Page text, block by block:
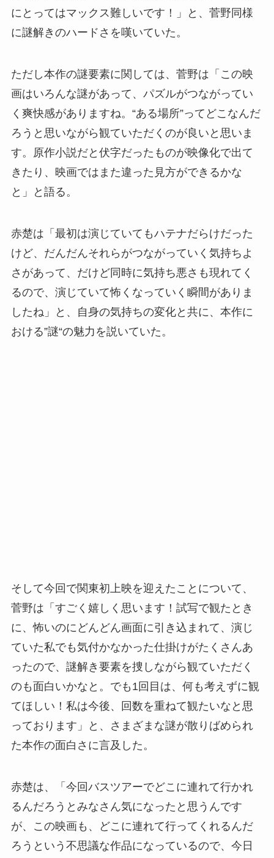
にとってはマックス難しいです！」と、菅野同様
に謎解きのハードさを嘆いていた。
ただし本作の謎要素に関しては、菅野は「この映
画はいろんな謎があって、パズルがつながってい
く爽快感がありますね。“ある場所”ってどこなんだ
ろうと思いながら観ていただくのが良いと思いま
す。原作小説だと伏字だったものが映像化で出て
きたり、映画ではまた違った見方ができるかな
と」と語る。
赤楚は「最初は演じていてもハテナだらけだった
けど、だんだんそれらがつながっていく気持ちよ
さがあって、だけど同時に気持ち悪さも現れてく
るので、演じていて怖くなっていく瞬間がありま
したね」と、自身の気持ちの変化と共に、本作に
おける”謎“の魅力を説いていた。
そして今回で関東初上映を迎えたことについて、
菅野は「すごく嬉しく思います！試写で観たとき
に、怖いのにどんどん画面に引き込まれて、演じ
ていた私でも気付かなかった仕掛けがたくさんあ
ったので、謎解き要素を捜しながら観ていただく
のも面白いかなと。でも1回目は、何も考えずに観
てほしい！私は今後、回数を重ねて観たいなと思
っております」と、さまざまな謎が散りばめられ
た本作の面白さに言及した。
赤楚は、「今回バスツアーでどこに連れて行かれ
るんだろうとみなさん気になったと思うんです
が、この映画も、どこに連れて行ってくれるんだ
ろうという不思議な作品になっているので、今日